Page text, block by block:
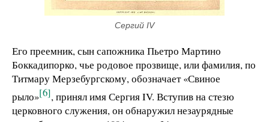
Сергий IV
Его преемник, сын сапожника Пьетро Мартино
Боккадипорко, чье родовое прозвище, или фамилия, по
Титмару Мерзебургскому, обозначает «Свиное
рыло»[6], принял имя Сергия IV. Вступив на стезю
церковного служения, он обнаружил незаурядные